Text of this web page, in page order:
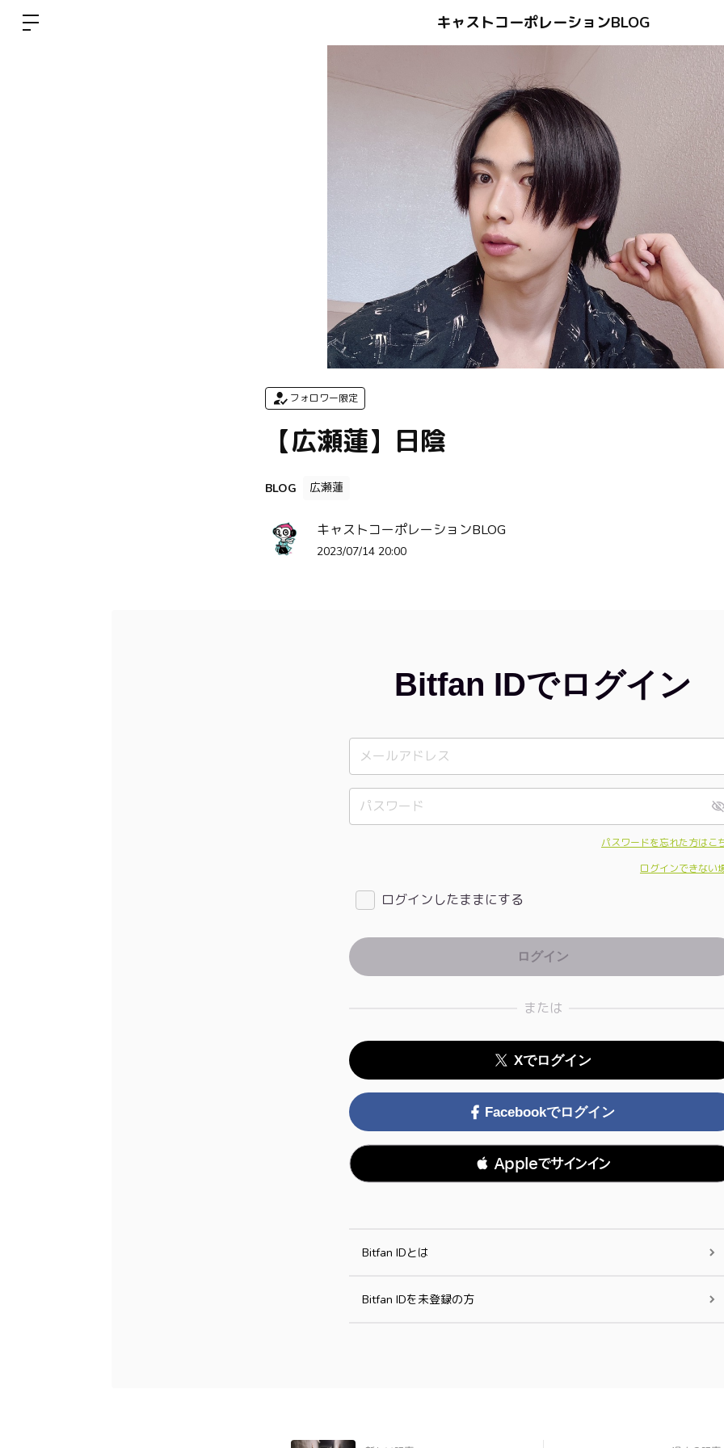
キャストコーポレーションBLOG
フォロワー限定
【広瀬蓮】日陰
BLOG 広瀬蓮
キャストコーポレーションBLOG
2023/07/14 20:00
Bitfan IDでログイン
パスワードを忘れた方はこ
ログインできない
ログインしたままにする
または
Xでログイン
Facebookでログイン
 Appleでサインイン
Bitfan IDとは
Bitfan IDを未登録の方